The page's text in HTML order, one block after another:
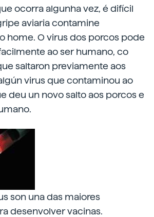
ocorra algunha vez, é difícil
aviaria contamine
home. O virus dos porcos pode
ao ser humano, co
saltaron previamente aos
virus que contaminou ao
deu un novo salto aos porcos e
son una das maiores
desenvolver vacinas.